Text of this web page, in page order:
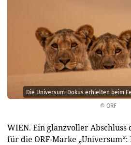
© ORF
Die Universum-Dokus erhielten beim
WIEN. Ein glanzvoller Abschluss
für die ORF-Marke